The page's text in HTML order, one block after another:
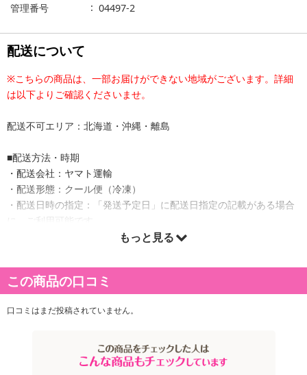
管理番号
04497-2
配送について
※こちらの商品は、一部お届けができない地域がございます。詳細
は以下よりご確認くださいませ。
配送不可エリア：北海道・沖縄・離島
■配送方法・時期
・配送会社：ヤマト運輸
・配送形態：クール便（冷凍）
・配送日時の指定：「発送予定日」に配送日指定の記載がある場合
に、ご利用可能です。
※発送予定日は到着日ではありません。
商品詳細
沢牛、前沢牛)をセット！
◆全銘柄A3ランク以上を確約。神戸牛・前沢牛はA4ランク以上確
もっと見る
この商品の口コミ
口コミはまだ投稿されていません。